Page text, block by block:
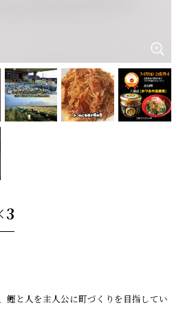
鰹と人を主人公に町づくりを目指してい